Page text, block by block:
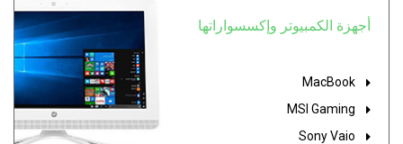
أجهزة الكمبيوتر وإكسسواراتها
MacBook
MSI Gaming
Sony Vaio